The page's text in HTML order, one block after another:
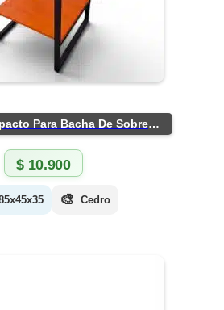
Vanitorio Compacto Para Bacha De Sobreponer
$10.900
🎨 Cedro